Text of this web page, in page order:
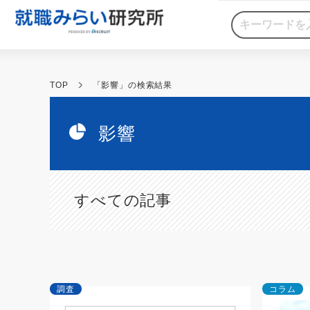
TOP 「影響」の検索結果
影響
すべての記事
調査 コラム